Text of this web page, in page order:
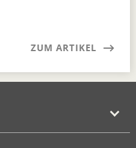
ZUM ARTIKEL